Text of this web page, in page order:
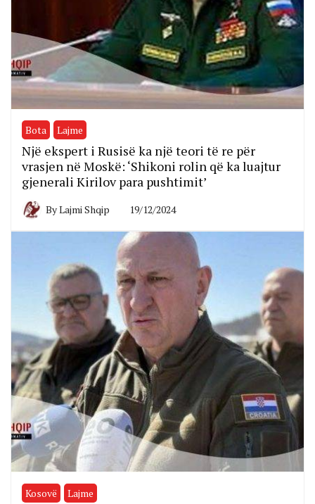
Bota Lajme
Një ekspert i Rusisë ka një teori të re për
vrasjen në Moskë: ‘Shikoni rolin që ka luajtur
gjenerali Kirilov para pushtimit’
ByLajmi Shqip 19/12/2024
Kosovë Lajme